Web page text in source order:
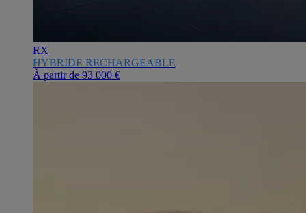
RX
HYBRIDE RECHARGEABLE
À partir de 93 000 €